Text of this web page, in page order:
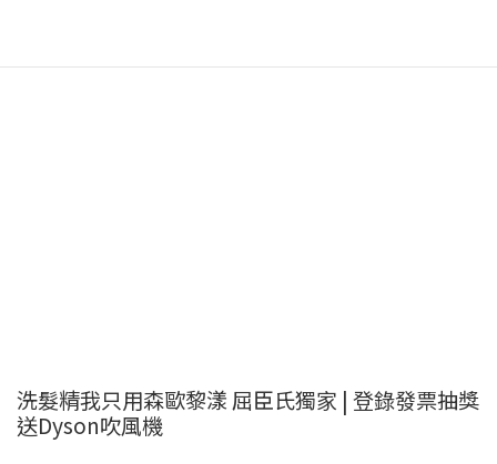
洗髮精我只用森歐黎漾 屈臣氏獨家 | 登錄發票抽獎
送Dyson吹風機